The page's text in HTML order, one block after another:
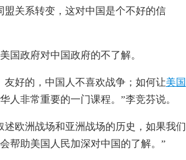
关系转变，这对中国是个不好的信
政府对中国政府的不了解。
好的，中国人不喜欢战争；如何让美国
人非常重要的一门课程。”李竞芬说。
述欧洲战场和亚洲战场的历史，如果我们
帮助美国人民加深对中国的了解。”